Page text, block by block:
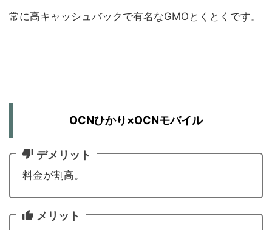
常に高キャッシュバックで有名なGMOとくとくです。
OCNひかり×OCNモバイル
デメリット
料金が割高。
メリット